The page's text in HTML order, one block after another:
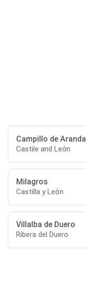
Campillo de Aranda
Castile and León
Milagros
Castilla y León
Villalba de Duero
Ribera del Duero